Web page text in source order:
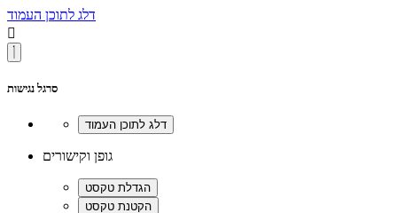
דלג לתוכן העמוד

סרגל נגישות
גופן וקישורים